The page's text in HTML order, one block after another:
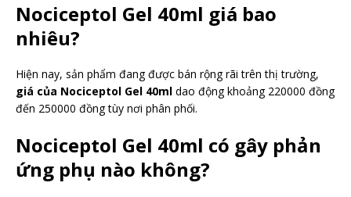
Nociceptol Gel 40ml giá bao
nhiêu?
Hiện nay, sản phẩm đang được bán rộng rãi trên thị trường,
giá của Nociceptol Gel 40ml dao động khoảng 220000 đồng
đến 250000 đồng tùy nơi phân phối.
Nociceptol Gel 40ml có gây phản
ứng phụ nào không?